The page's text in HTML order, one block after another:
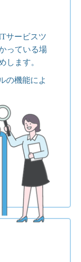
サービスツ
っている場
します。
の機能によ